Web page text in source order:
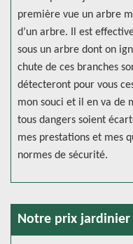
première vue un arbre
d’un arbre. Il est
sous un arbre dont on
chute de ces branches
détecteront pour vous
mon souci et il en va de
tous dangers soient
mes prestations et mes
normes de sécurité.
Notre prix jardinier